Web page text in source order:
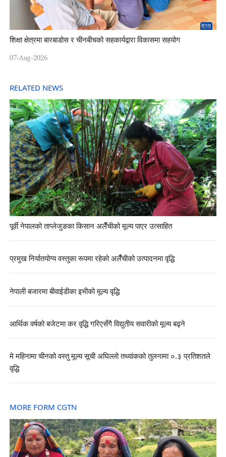
शिक्षा क्षेत्रमा बारबाडोस र चीनबीचको सहकार्यद्वारा विकासमा सहयोग
07-Aug-2026
RELATED NEWS
पूर्वी नेपालको ताप्लेजुङका किसान अलैँचीको मूल्य पाएर उत्साहित
प्रमुख निर्यातयोग्य वस्तुका रूपमा रहेको अलैँचीको उत्पादनमा वृद्धि
नेपाली बजारमा बीवाईडीका इभीको मूल्य वृद्धि
आर्थिक वर्षको बजेटमा कर वृद्धि गरिएसँगै विद्युतीय सवारीको मूल्य बढ्ने
मे महिनामा चीनको वस्तु मूल्य सूची अघिल्लो तथ्यांकको तुलनामा ०.३ प्रतिशतले
वृद्धि
MORE FORM CGTN